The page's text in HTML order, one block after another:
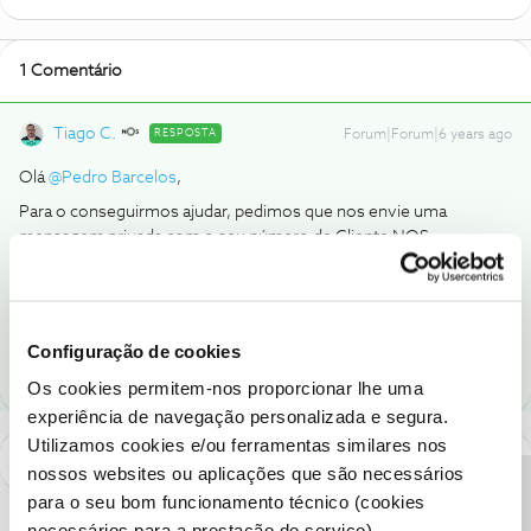
Configuração de cookies
Os cookies permitem-nos proporcionar lhe uma
experiência de navegação personalizada e segura.
Utilizamos cookies e/ou ferramentas similares nos
nossos websites ou aplicações que são necessários
para o seu bom funcionamento técnico (cookies
1 Comentário
Tiago C. RESPOSTA Forum|Forum|6 years ago
Olá@Pedro Barcelos,
Para o conseguirmos ajudar, pedimos que nos envie uma
mensagem privada com o seu número de Cliente NOS.